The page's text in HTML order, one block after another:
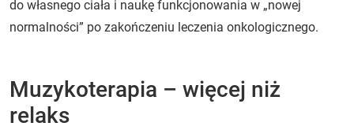
do własnego ciała i naukę funkcjonowania w „nowej
normalności” po zakończeniu leczenia onkologicznego.
Muzykoterapia – więcej niż
relaks